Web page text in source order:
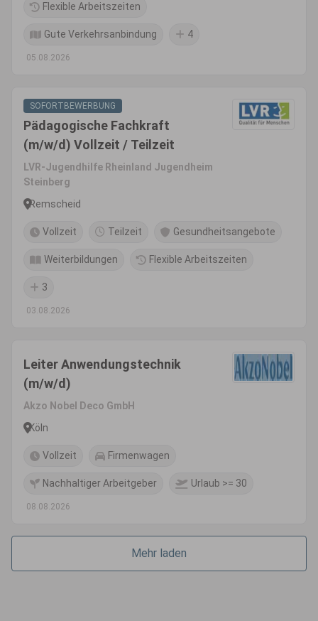
Flexible Arbeitszeiten
Gute Verkehrsanbindung 4
05.08.2026
SOFORTBEWERBUNG
Pädagogische Fachkraft
(m/w/d) Vollzeit / Teilzeit
LVR-Jugendhilfe Rheinland Jugendheim
Steinberg
Remscheid
Vollzeit Teilzeit Gesundheitsangebote
Weiterbildungen Flexible Arbeitszeiten
3
03.08.2026
Leiter Anwendungstechnik
(m/w/d)
Akzo Nobel Deco GmbH
Köln
Vollzeit Firmenwagen
Nachhaltiger Arbeitgeber Urlaub >= 30
08.08.2026
Mehr laden